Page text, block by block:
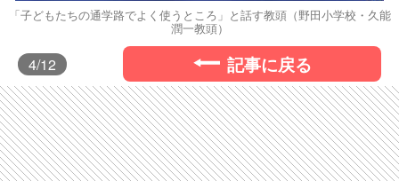
「子どもたちの通学路でよく使うところ」と話す教頭（野田小学校・久能
潤一教頭）
4/12 記事に戻る